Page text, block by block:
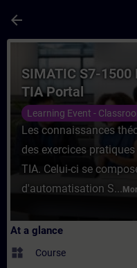
arrow_back
Course -
SIMATIC S7-
TIA Portal
Learning Event -
Les connaissances
des exercices
TIA. Celui-ci se
d'automatisation S...
At a glance
widgets Course